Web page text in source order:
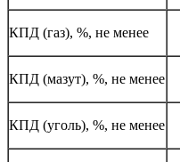
КПД (газ), %, не менее
КПД (мазут), %, не менее
КПД (уголь), %, не менее